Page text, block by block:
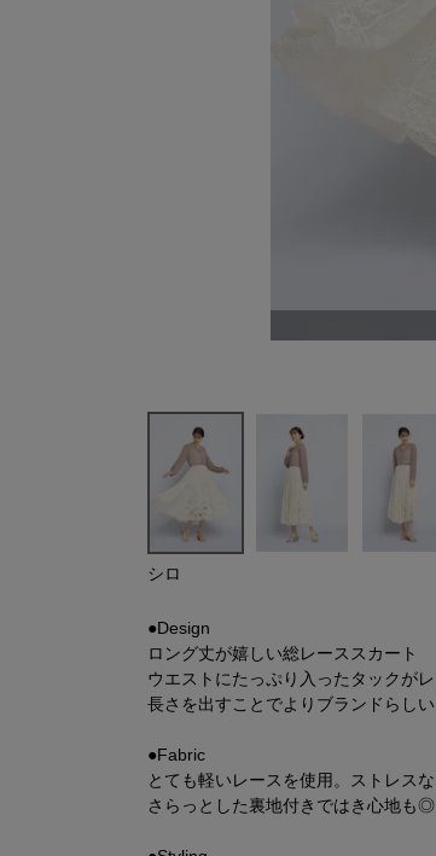
シロ
●Design
ロング丈が嬉しい総レーススカート
ウエストにたっぷり入ったタックが
長さを出すことでよりブランドらしい
●Fabric
とても軽いレースを使用。ストレス
さらっとした裏地付きではき心地も◎